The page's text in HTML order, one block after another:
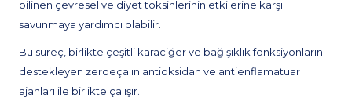
bilinen çevresel ve diyet toksinlerinin etkilerine karşı
savunmaya yardımcı olabilir.
Bu süreç, birlikte çeşitli karaciğer ve bağışıklık fonksiyonlarını
destekleyen zerdeçalın antioksidan ve antienflamatuar
ajanları ile birlikte çalışır.